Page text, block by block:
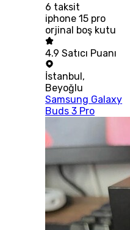
6 taksit
iphone 15 pro
orjinal boş kutu
4.9 Satıcı Puanı
İstanbul,
Beyoğlu
Samsung Galaxy
Buds 3 Pro